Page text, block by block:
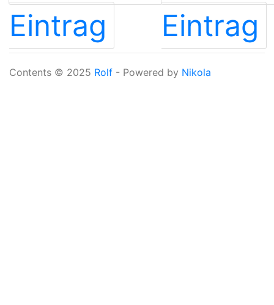
Eintrag
Eintrag
Contents © 2025 Rolf - Powered by Nikola